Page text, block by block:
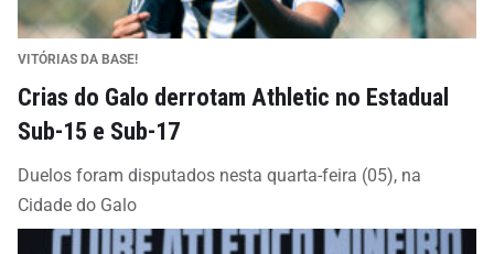
VITÓRIAS DA BASE!
Crias do Galo derrotam Athletic no Estadual
Sub-15 e Sub-17
Duelos foram disputados nesta quarta-feira (05), na
Cidade do Galo